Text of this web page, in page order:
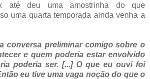
até deu uma amostrinha do que
uma quarta temporada ainda venha a
conversa preliminar comigo sobre o
e quem poderia estar envolvido
poderia ser. [...] O que eu ouvi foi
eu tive uma vaga noção do que o